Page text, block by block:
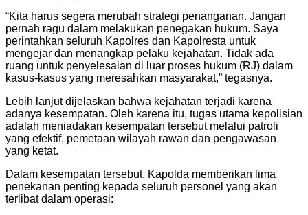
“Kita harus segera merubah strategi penanganan. Jangan
pernah ragu dalam melakukan penegakan hukum. Saya
perintahkan seluruh Kapolres dan Kapolresta untuk
mengejar dan menangkap pelaku kejahatan. Tidak ada
ruang untuk penyelesaian di luar proses hukum (RJ) dalam
kasus-kasus yang meresahkan masyarakat,” tegasnya.
Lebih lanjut dijelaskan bahwa kejahatan terjadi karena
adanya kesempatan. Oleh karena itu, tugas utama kepolisian
adalah meniadakan kesempatan tersebut melalui patroli
yang efektif, pemetaan wilayah rawan dan pengawasan
yang ketat.
Dalam kesempatan tersebut, Kapolda memberikan lima
penekanan penting kepada seluruh personel yang akan
terlibat dalam operasi: